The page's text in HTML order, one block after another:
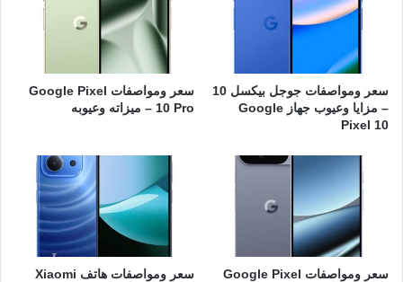
سعر ومواصفات جوجل بيكسل 10
– مزايا وعيوب جهاز Google
Pixel 10
سعر ومواصفات Google Pixel
10 Pro – ميزاته وعيوبه
سعر ومواصفات Google Pixel
سعر ومواصفات هاتف Xiaomi